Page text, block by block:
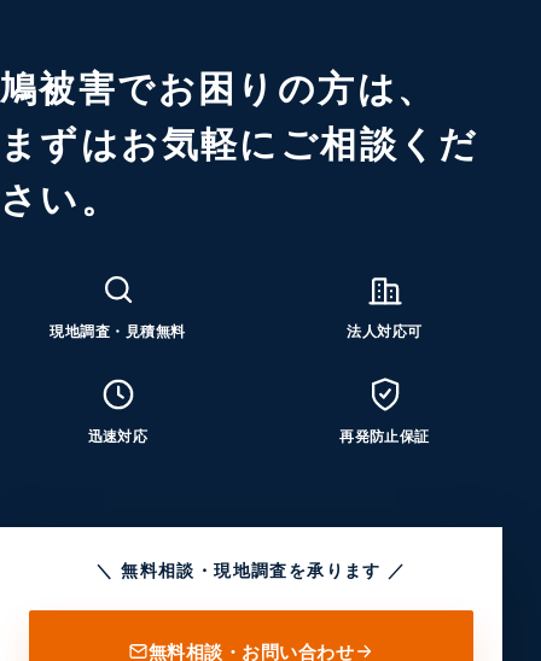
鳩被害でお困りの方は、
まずはお気軽にご相談くだ
さい。
現地調査・見積無料 法人対応可
迅速対応 再発防止保証
＼ 無料相談・現地調査を承ります ／
無料相談・お問い合わせ